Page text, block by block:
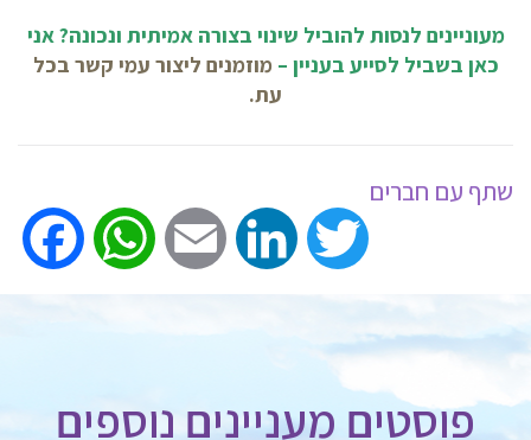
מעוניינים לנסות להוביל שינוי בצורה אמיתית ונכונה?אני
כאן בשביל לסייע בעניין – מוזמנים ליצור עמי קשר בכל
עת.
שתף עם חברים
Twitter
LinkedIn
Email
WhatsApp
פוסטים מעניינים נוספים